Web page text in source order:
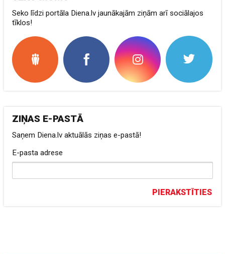
Seko līdzi portāla Diena.lv jaunākajām ziņām arī sociālajos
tīklos!
ZIŅAS E-PASTĀ
Saņem Diena.lv aktuālās ziņas e-pastā!
E-pasta adrese
PIERAKSTĪTIES